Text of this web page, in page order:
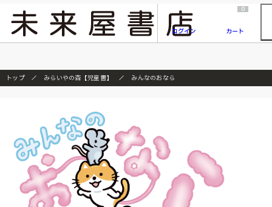
『ONE PIECE magazine 021 ONE PIECEカード付き同梱版』発売延期のご案内
ログイン
0
カート
トップ みらいやの森【児童書】 みんなのおなら